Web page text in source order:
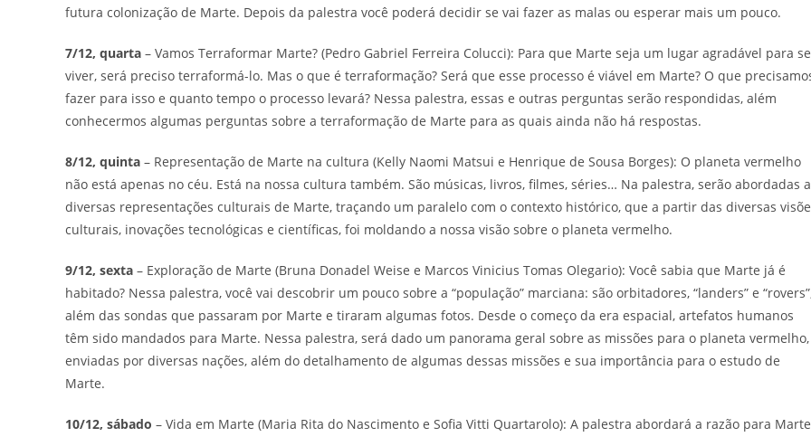
futura colonização de Marte. Depois da palestra você poderá decidir se vai fazer as malas ou esperar mais um pouco.
7/12, quarta – Vamos Terraformar Marte? (Pedro Gabriel Ferreira Colucci): Para que Marte seja um lugar agradável para se
viver, será preciso terraformá-lo. Mas o que é terraformação? Será que esse processo é viável em Marte? O que
fazer para isso e quanto tempo o processo levará? Nessa palestra, essas e outras perguntas serão respondidas, além
conhecermos algumas perguntas sobre a terraformação de Marte para as quais ainda não há respostas.
8/12, quinta – Representação de Marte na cultura (Kelly Naomi Matsui e Henrique de Sousa Borges): O planeta vermelho
não está apenas no céu. Está na nossa cultura também. São músicas, livros, filmes, séries… Na palestra, serão abordadas
diversas representações culturais de Marte, traçando um paralelo com o contexto histórico, que a partir das diversas
culturais, inovações tecnológicas e científicas, foi moldando a nossa visão sobre o planeta vermelho.
9/12, sexta – Exploração de Marte (Bruna Donadel Weise e Marcos Vinicius Tomas Olegario): Você sabia que Marte já é
habitado? Nessa palestra, você vai descobrir um pouco sobre a “população” marciana: são orbitadores, “landers” e
além das sondas que passaram por Marte e tiraram algumas fotos. Desde o começo da era espacial, artefatos humanos
têm sido mandados para Marte. Nessa palestra, será dado um panorama geral sobre as missões para o planeta vermelho,
enviadas por diversas nações, além do detalhamento de algumas dessas missões e sua importância para o estudo de
Marte.
10/12, sábado – Vida em Marte (Maria Rita do Nascimento e Sofia Vitti Quartarolo): A palestra abordará a razão para Marte